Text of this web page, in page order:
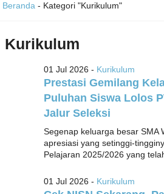
Beranda - Kategori "Kurikulum"
Kurikulum
01 Jul 2026 - Kurikulum
Prestasi Gemilang
Puluhan Siswa Lolos
Jalur Seleksi
Segenap keluarga besar SMA
apresiasi yang setinggi-
Pelajaran 2025/2026 yang
01 Jul 2026 - Kurikulum